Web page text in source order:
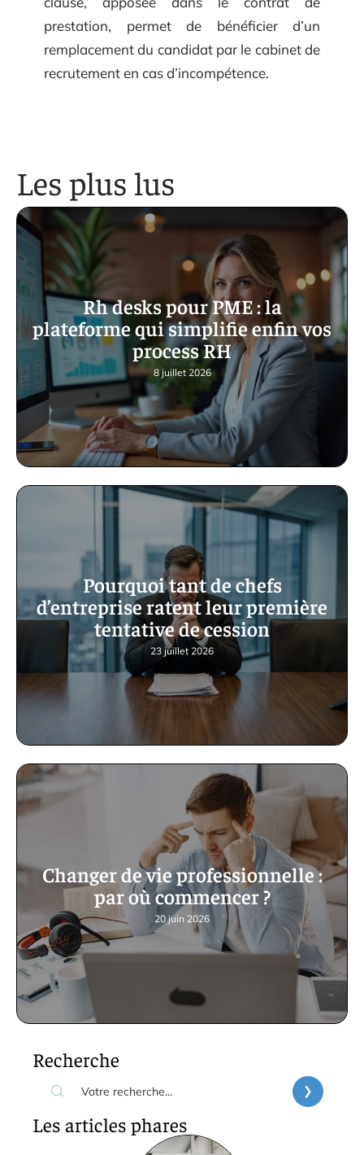
prestation, permet de bénéficier d’un
remplacement du candidat par le cabinet de
recrutement en cas d’incompétence.
Les plus lus
Rh desks pour PME : la
plateforme qui simplifie enfin vos
process RH
8 juillet 2026
Pourquoi tant de chefs
d’entreprise ratent leur première
tentative de cession
23 juillet 2026
Changer de vie professionnelle :
par où commencer ?
20 juin 2026
Recherche
Les articles phares